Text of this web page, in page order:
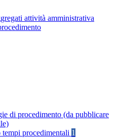
attività amministrativa
di procedimento (da pubblicare
procedimentali 1